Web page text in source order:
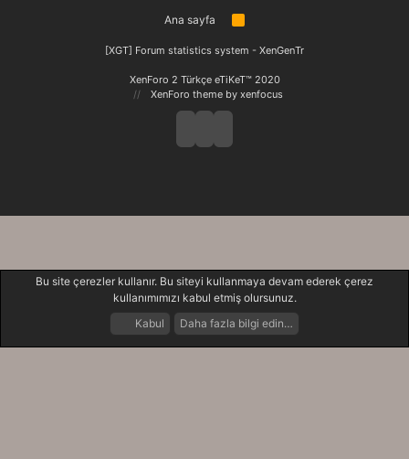
Ana sayfa
R
[XGT] Forum statistics system - XenGenTr
XenForo 2 Türkçe eTiKeT™ 2020
XenForo theme by xenfocus
Neler Yeni Giriş Yap
Bu site çerezler kullanır. Bu siteyi kullanmaya devam ederek çerez
kullanımımızı kabul etmiş olursunuz.
Kabul
Daha fazla bilgi edin…